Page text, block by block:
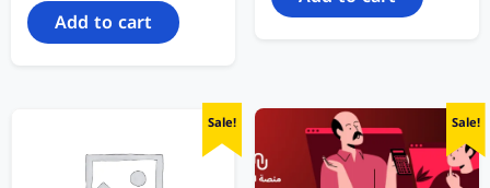
Add to cart
Sale! Sale!